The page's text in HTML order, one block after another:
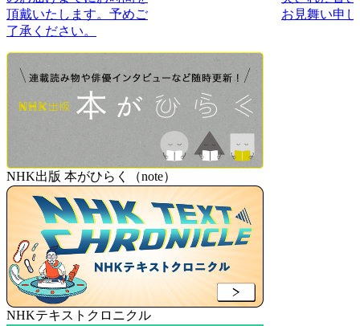
頂戴いたします。予めご
了承ください。
お見舞い申
NHK出版 本がひらく（note）
NHKテキストクロニクル